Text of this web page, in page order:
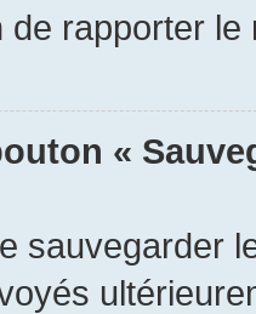
de rapporter le
«
sauvegarder